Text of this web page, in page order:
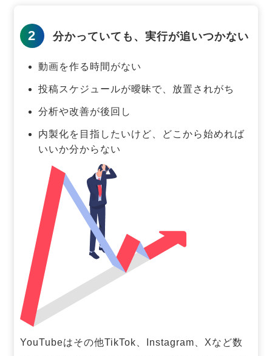
2 分かっていても、実行が追いつかない
動画を作る時間がない
投稿スケジュールが曖昧で、放置されがち
分析や改善が後回し
内製化を目指したいけど、どこから始めれば
いいか分からない
YouTubeはその他TikTok、Instagram、Xなど数